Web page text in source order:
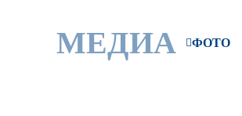
МЕДИА ФОТО